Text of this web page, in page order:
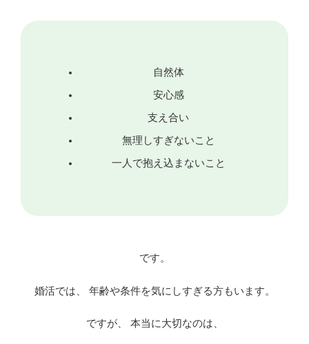
自然体
安心感
支え合い
無理しすぎないこと
一人で抱え込まないこと
です。
婚活では、 年齢や条件を気にしすぎる方もいます。
ですが、 本当に大切なのは、